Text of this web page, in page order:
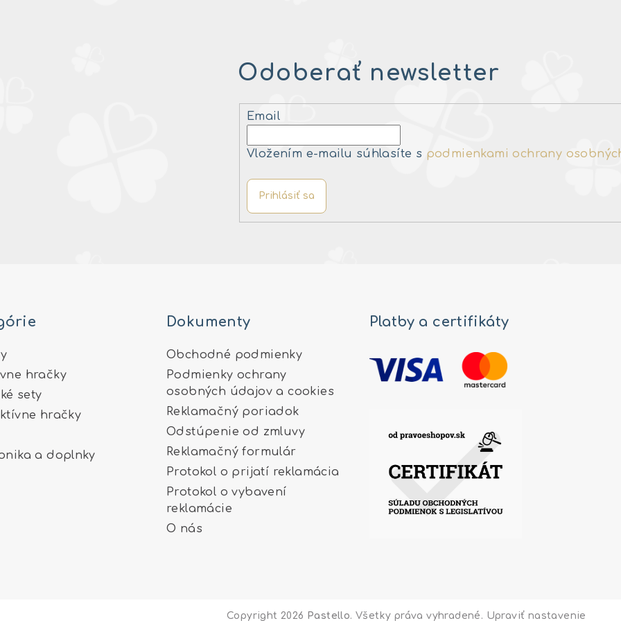
Odoberať newsletter
Email
Vložením e-mailu súhlasíte s podmienkami ochrany
Prihlásiť sa
hračky
sety
hračky
a doplnky
Dokumenty
Obchodné podmienky
Podmienky ochrany
osobných údajov a cookies
Reklamačný poriadok
Odstúpenie od zmluvy
Reklamačný formulár
Protokol o prijatí reklamácia
Protokol o vybavení
reklamácie
O nás
Platby a certifikáty
Copyright 2026 Pastello. Všetky práva vyhradené. Upraviť nastavenie